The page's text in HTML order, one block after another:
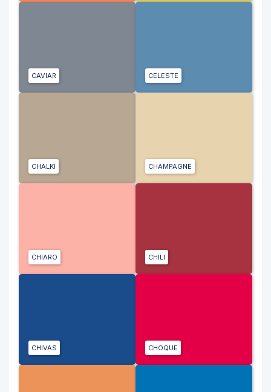
CAVIAR CELESTE
CHALKI CHAMPAGNE
CHIARO CHILI
CHIVAS CHOQUE